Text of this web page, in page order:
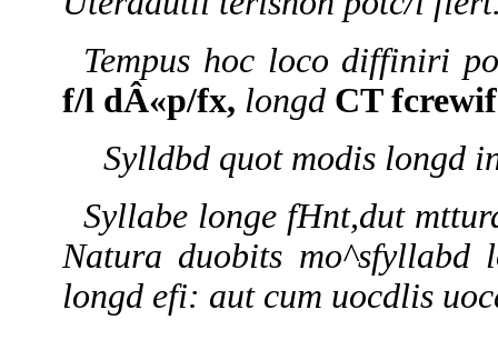
Tempus hoc loco diffiniri
f/l dÂ«p/fx, longd CT
Sylldbd quot modis longd
Syllabe longe fHnt,dut
Natura duobits mo^sfyllabd
longd efi: aut cum uocdlis